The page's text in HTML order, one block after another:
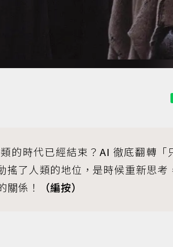
的時代已經結束？AI 徹底翻轉「
搖了人類的地位，是時候重新思考
關係！ （編按）